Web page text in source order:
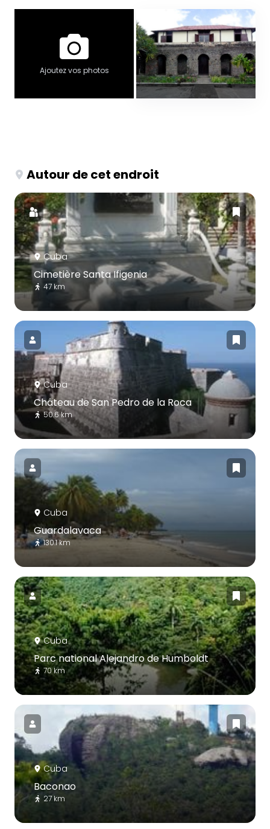
Ajoutez vos photos
Autour de cet endroit
Cuba
Cimetière Santa Ifigenia
47 km
Cuba
Château de San Pedro de la Roca
50.6 km
Cuba
Guardalavaca
130.1 km
Cuba
Parc national Alejandro de Humboldt
70 km
Cuba
Baconao
27 km